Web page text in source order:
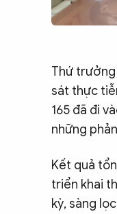
Thứ trưởng
sát thực
165 đã đi
những
Kết quả
triển khai
kỳ, sàng